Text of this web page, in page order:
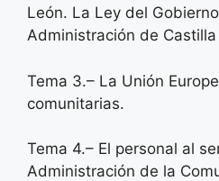
León. La Ley del
Administración de
Tema 3.– La Unión
comunitarias.
Tema 4.– El personal al
Administración de la